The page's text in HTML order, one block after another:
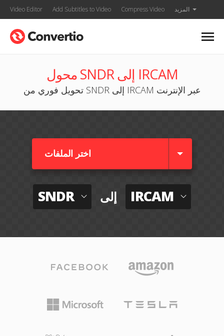
Video Editor Add Subtitles to Video Compress Video المزيد
محول SNDR إلى IRCAM
تحويل فوري من SNDR إلى IRCAM عبر الإنترنت
اختر الملفات
SNDR إلى IRCAM